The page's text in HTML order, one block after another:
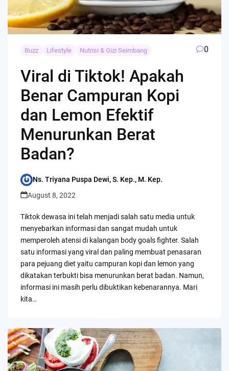
Buzz Lifestyle Nutrisi & Gizi Seimbang 0
Viral di Tiktok! Apakah
Benar Campuran Kopi
dan Lemon Efektif
Menurunkan Berat
Badan?
Posted
by
Ns. Triyana Puspa Dewi, S. Kep., M. Kep.
August 8, 2022
Tiktok dewasa ini telah menjadi salah satu media untuk
menyebarkan informasi dan sangat mudah untuk
memperoleh atensi di kalangan body goals fighter. Salah
satu informasi yang viral dan paling membuat penasaran
para pejuang diet yaitu campuran kopi dan lemon yang
dikatakan terbukti bisa menurunkan berat badan. Namun,
informasi ini masih perlu dibuktikan kebenarannya. Mari
kita…